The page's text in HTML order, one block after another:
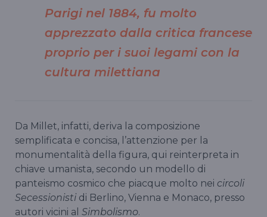
Parigi nel 1884, fu molto
apprezzato dalla critica francese
proprio per i suoi legami con la
cultura milettiana
Da Millet, infatti, deriva la composizione
semplificata e concisa, l’attenzione per la
monumentalità della figura, qui reinterpreta in
chiave umanista, secondo un modello di
panteismo cosmico che piacque molto nei circoli
Secessionisti di Berlino, Vienna e Monaco, presso
autori vicini al Simbolismo.